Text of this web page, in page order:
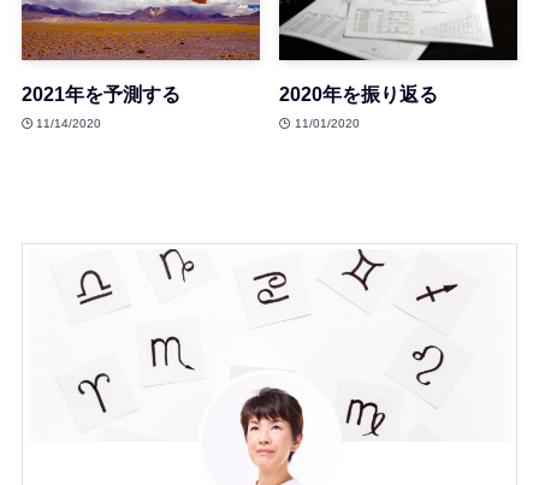
2021年を予測する
11/14/2020
2020年を振り返る
11/01/2020